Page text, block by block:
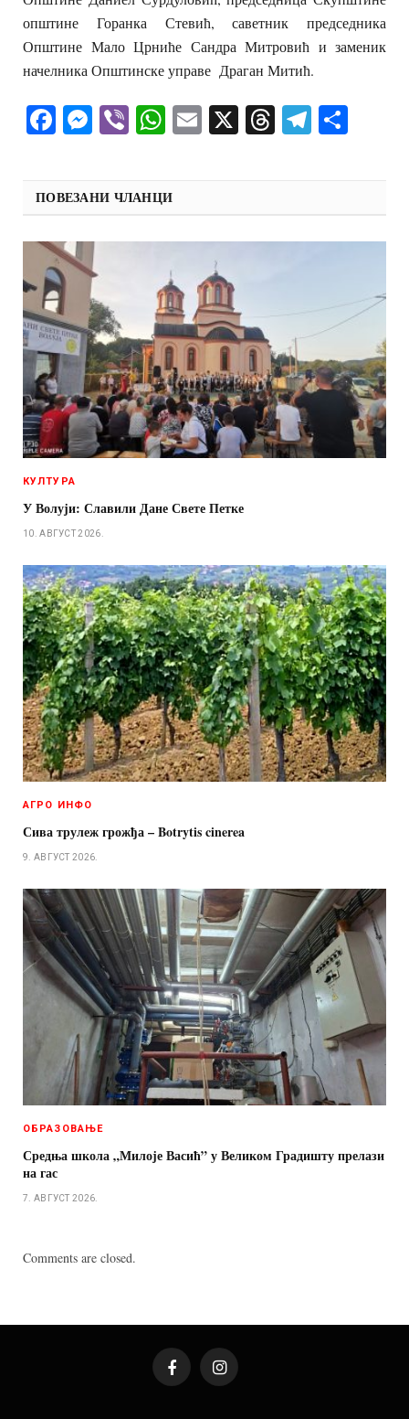
општине Горанка Стевић, саветник председника
Општине Мало Црниће Сандра Митровић и заменик
начелника Општинске управе Драган Митић.
Facebook
Messenger
ViberWhatsApp
Email
X Threads
ПОВЕЗАНИ ЧЛАНЦИ
КУЛТУРА
У Волуји: Славили Дане Свете Петке
10. АВГУСТ 2026.
АГРО ИНФО
Сива трулеж грожђа – Botrytis cinerea
9. АВГУСТ 2026.
ОБРАЗОВАЊЕ
Средња школа „Милоје Васић” у Великом Градишту прелази
на гас
7. АВГУСТ 2026.
Comments are closed.
FacebookInstagram